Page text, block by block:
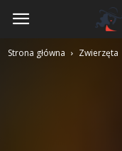
Poplatana.pl
Strona główna Zwierzęta